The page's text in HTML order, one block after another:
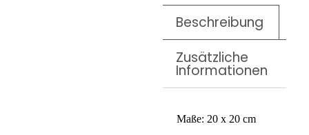
Beschreibung
Zusätzliche
Informationen
Maße: 20 x 20 cm